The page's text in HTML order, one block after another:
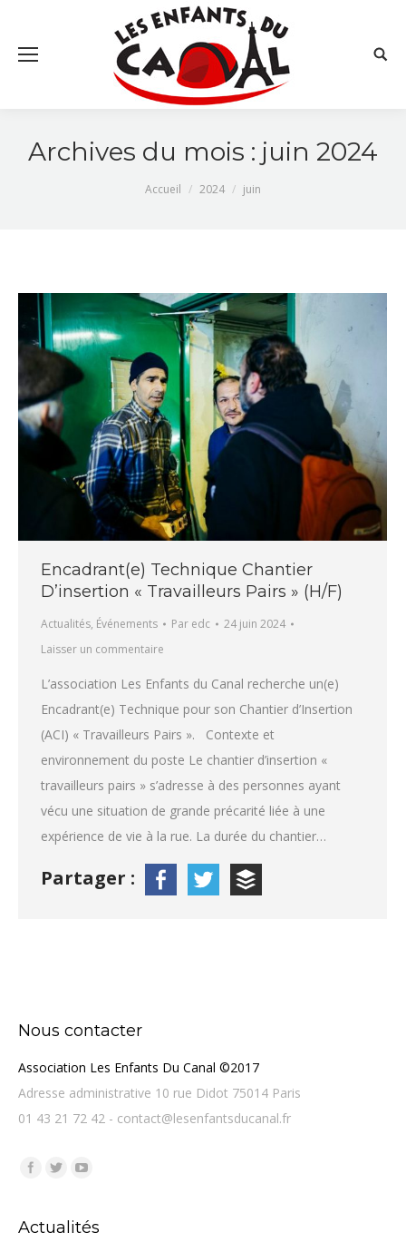
Archives du mois : juin 2024
Accueil 2024 juin
Encadrant(e) Technique Chantier
D’insertion « Travailleurs Pairs » (H/F)
Actualités, Événements Par edc
24 juin 2024
Laisser un commentaire
L’association Les Enfants du Canal recherche un(e)
Encadrant(e) Technique pour son Chantier d’Insertion
(ACI) « Travailleurs Pairs ». Contexte et
environnement du poste Le chantier d’insertion «
travailleurs pairs » s’adresse à des personnes ayant
vécu une situation de grande précarité liée à une
expérience de vie à la rue. La durée du chantier…
Partager :
Nous contacter
Association Les Enfants Du Canal ©2017
Adresse administrative 10 rue Didot 75014 Paris
01 43 21 72 42 - contact@lesenfantsducanal.fr
Trouvez nous sur :
Facebook
TwitterYouTube
Actualités